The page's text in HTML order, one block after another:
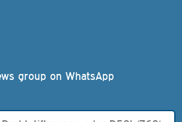
group on WhatsApp